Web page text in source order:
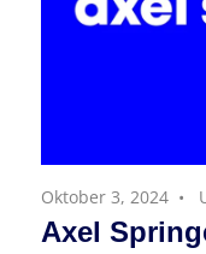
Oktober 3, 2024
Axel